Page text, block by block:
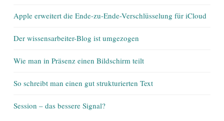
Apple erweitert die Ende-zu-Ende-Verschlüsselung für iCloud
Der wissensarbeiter-Blog ist umgezogen
Wie man in Präsenz einen Bildschirm teilt
So schreibt man einen gut strukturierten Text
Session – das bessere Signal?